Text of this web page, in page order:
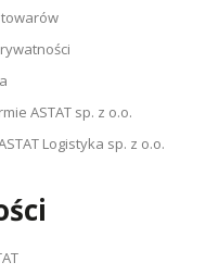
ASTAT sp. z o.o.
Logistyka sp. z o.o.